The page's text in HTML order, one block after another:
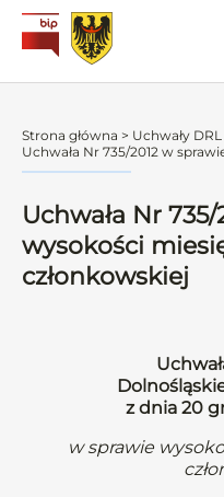
Strona główna > Uchwały
Uchwała Nr 735/2012 w
Uchwała Nr
wysokości
członkowskiej
z dnia 20
w sprawie